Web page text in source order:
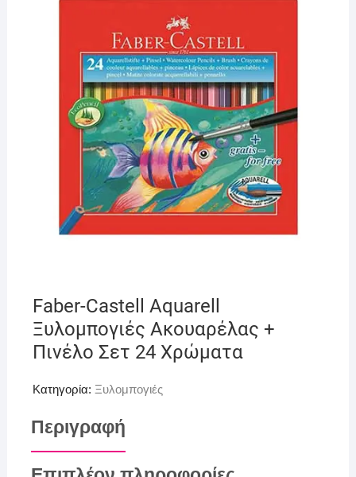
Faber-Castell Aquarell
Ξυλομπογιές Ακουαρέλας +
Πινέλο Σετ 24 Χρώματα
Κατηγορία: Ξυλομπογιές
Περιγραφή